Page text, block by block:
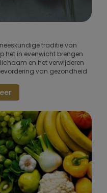
traditie van
het in evenwicht brengen
en het verwijderen
van gezondheid